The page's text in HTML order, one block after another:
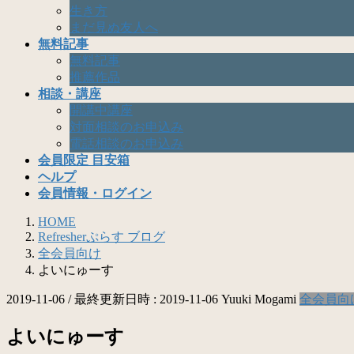
生き方
まだ見ぬ友人へ
無料記事
無料記事
推薦作品
相談・講座
開講中講座
対面相談のお申込み
電話相談のお申込み
会員限定 目安箱
ヘルプ
会員情報・ログイン
HOME
Refresherぷらす ブログ
全会員向け
よいにゅーす
2019-11-06 / 最終更新日時 : 2019-11-06 Yuuki Mogami 全会員向
よいにゅーす